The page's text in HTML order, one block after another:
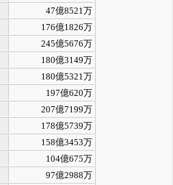
47億8521万
176億1826万
245億5676万
180億3149万
180億5321万
197億620万
207億7199万
178億5739万
158億3453万
104億675万
97億2988万